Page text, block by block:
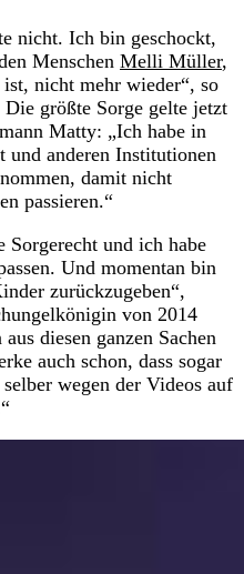
nicht. Ich bin geschockt,
Menschen Melli Müller,
nicht mehr wieder“, so
Die größte Sorge gelte jetzt
Matty: „Ich habe in
und anderen Institutionen
damit nicht
passieren.“
Sorgerecht und ich habe
Und momentan bin
zurückzugeben“,
von 2014
diesen ganzen Sachen
auch schon, dass sogar
wegen der Videos auf